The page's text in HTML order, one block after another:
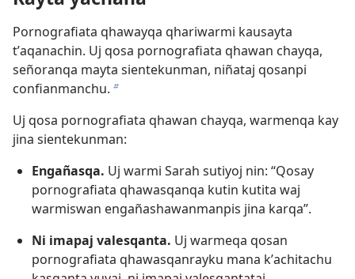
Pornografiata qhawayqa qhariwarmi kausayta
tʼaqanachin. Uj qosa pornografiata qhawan chayqa,
señoranqa mayta sientekunman, niñataj qosanpi
confianmanchu. b
Uj qosa pornografiata qhawan chayqa, warmenqa kay
jina sientekunman:
Engañasqa. Uj warmi Sarah sutiyoj nin: “Qosay
pornografiata qhawasqanqa kutin kutita waj
warmiswan engañashawanmanpis jina karqa”.
Ni imapaj valesqanta. Uj warmeqa qosan
pornografiata qhawasqanrayku mana kʼachitachu